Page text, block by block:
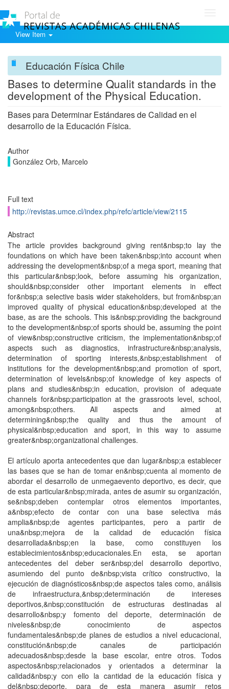
View Item
Educación Física Chile
Bases to determine Qualit standards in the
development of the Physical Education.
Bases para Determinar Estándares de Calidad en el
desarrollo de la Educación Física.
Author
González Orb, Marcelo
Full text
http://revistas.umce.cl/index.php/refc/article/view/2115
Abstract
The article provides background giving rent&nbsp;to lay the
foundations on which have been taken&nbsp;into account when
addressing the development&nbsp;of a mega sport, meaning that
this particular&nbsp;look, before assuming his organization,
should&nbsp;consider other important elements in effect
for&nbsp;a selective basis wider stakeholders, but from&nbsp;an
improved quality of physical education&nbsp;developed at the
base, as are the schools. This is&nbsp;providing the background
to the development&nbsp;of sports should be, assuming the point
of view&nbsp;constructive criticism, the implementation&nbsp;of
aspects such as diagnostics, infrastructure&nbsp;analysis,
determination of sporting interests,&nbsp;establishment of
institutions for the development&nbsp;and promotion of sport,
determination of levels&nbsp;of knowledge of key aspects of
plans and studies&nbsp;in education, provision of adequate
channels for&nbsp;participation at the grassroots level, school,
among&nbsp;others. All aspects and aimed at
determining&nbsp;the quality and thus the amount of
physical&nbsp;education and sport, in this way to assume
greater&nbsp;organizational challenges.
El artículo aporta antecedentes que dan lugar&nbsp;a establecer
las bases que se han de tomar en&nbsp;cuenta al momento de
abordar el desarrollo de unmegaevento deportivo, es decir, que
de esta particular&nbsp;mirada, antes de asumir su organización,
se&nbsp;deben contemplar otros elementos importantes,
a&nbsp;efecto de contar con una base selectiva más
amplia&nbsp;de agentes participantes, pero a partir de
una&nbsp;mejora de la calidad de educación física
desarrollada&nbsp;en la base, como constituyen los
establecimientos&nbsp;educacionales.En esta, se aportan
antecedentes del deber ser&nbsp;del desarrollo deportivo,
asumiendo del punto de&nbsp;vista crítico constructivo, la
ejecución de diagnósticos&nbsp;de aspectos tales como, análisis
de infraestructura,&nbsp;determinación de intereses
deportivos,&nbsp;constitución de estructuras destinadas al
desarrollo&nbsp;y fomento del deporte, determinación de
niveles&nbsp;de conocimiento de aspectos
fundamentales&nbsp;de planes de estudios a nivel educacional,
constitución&nbsp;de canales de participación
adecuados&nbsp;desde la base escolar, entre otros. Todos
aspectos&nbsp;relacionados y orientados a determinar la
calidad&nbsp;y con ello la cantidad de la educación física y
del&nbsp;deporte, para de esta manera asumir retos